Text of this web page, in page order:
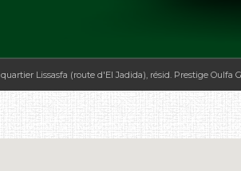
quartier Lissasfa (route d'El Jadida), résid. Prestige Oulfa